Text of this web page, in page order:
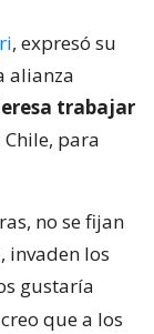
, expresó su
alianza
trabajar
Chile, para
no se fijan
invaden los
gustaría
que a los